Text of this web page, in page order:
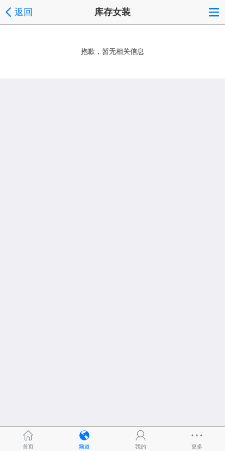
返回 库存女装
抱歉，暂无相关信息
首页 频道 我的 更多